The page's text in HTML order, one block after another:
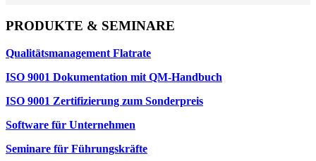
PRODUKTE & SEMINARE
Qualitätsmanagement Flatrate
ISO 9001 Dokumentation mit QM-Handbuch
ISO 9001 Zertifizierung zum Sonderpreis
Software für Unternehmen
Seminare für Führungskräfte